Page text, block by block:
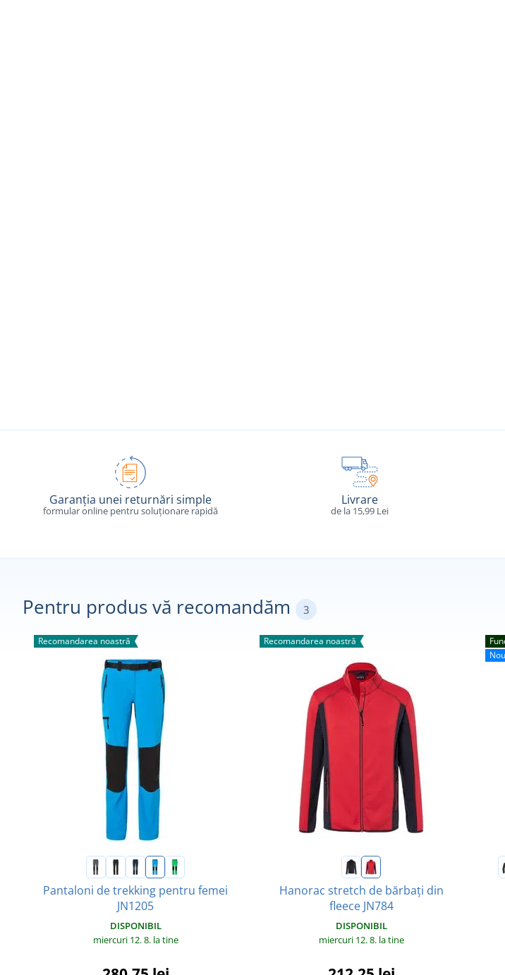
Garanția unei returnări simple
formular online pentru soluționare rapidă
Livrare
de la 15,99 Lei
Pentru produs vă recomandăm 3
Recomandarea noastră
Pantaloni de trekking pentru femei
JN1205
DISPONIBIL
miercuri 12. 8. la tine
Recomandarea noastră
Hanorac stretch de bărbați din
fleece JN784
DISPONIBIL
miercuri 12. 8. la tine
Nou